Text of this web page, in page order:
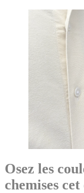
Osez les
chemises cet